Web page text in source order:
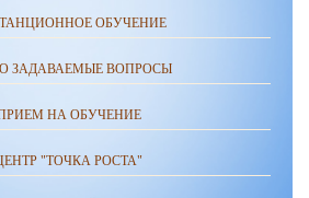
ОБУЧЕНИЕ
ЗАДАВАЕМЫЕ ВОПРОСЫ
НА ОБУЧЕНИЕ
"ТОЧКА РОСТА"